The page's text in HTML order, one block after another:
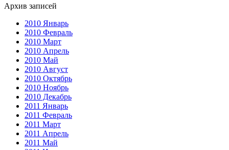
Архив записей
2010 Январь
2010 Февраль
2010 Март
2010 Апрель
2010 Май
2010 Август
2010 Октябрь
2010 Ноябрь
2010 Декабрь
2011 Январь
2011 Февраль
2011 Март
2011 Апрель
2011 Май